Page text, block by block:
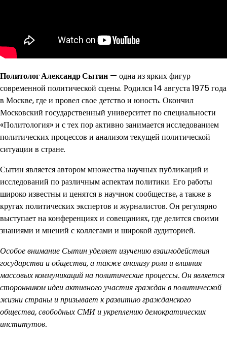
Политолог Александр Сытин — одна из ярких фигур
современной политической сцены. Родился 14 августа 1975 года
в Москве, где и провел свое детство и юность. Окончил
Московский государственный университет по специальности
«Политология» и с тех пор активно занимается исследованием
политических процессов и анализом текущей политической
ситуации в стране.
Сытин является автором множества научных публикаций и
исследований по различным аспектам политики. Его работы
широко известны и ценятся в научном сообществе, а также в
кругах политических экспертов и журналистов. Он регулярно
выступает на конференциях и совещаниях, где делится своими
знаниями и мнений с коллегами и широкой аудиторией.
Особое внимание Сытин уделяет изучению взаимодействия
государства и общества, а также анализу роли и влияния
массовых коммуникаций на политические процессы. Он является
сторонником идеи активного участия граждан в политической
жизни страны и призывает к развитию гражданского
общества, свободных СМИ и укреплению демократических
институтов.